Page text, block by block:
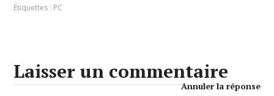
Étiquettes : PC
Laisser un commentaire
Annuler la réponse